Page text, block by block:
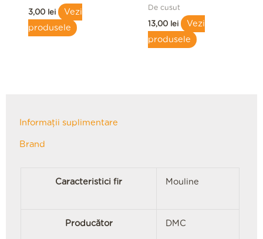
3,00 lei
Vezi
produsele
De cusut
13,00 lei
Vezi
produsele
Informații suplimentare
Brand
Caracteristici fir Mouline
Producător DMC